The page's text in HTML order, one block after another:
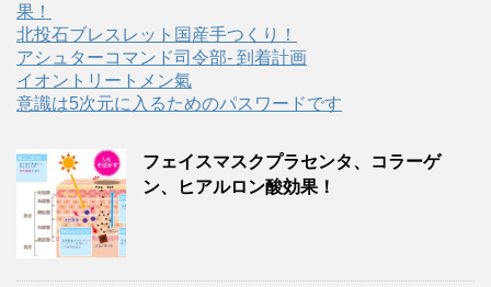
果！
北投石ブレスレット国産手つくり！
アシュターコマンド司令部- 到着計画
イオントリートメン氣
意識は5次元に入るためのパスワードです
フェイスマスクプラセンタ、コラーゲ
ン、ヒアルロン酸効果！